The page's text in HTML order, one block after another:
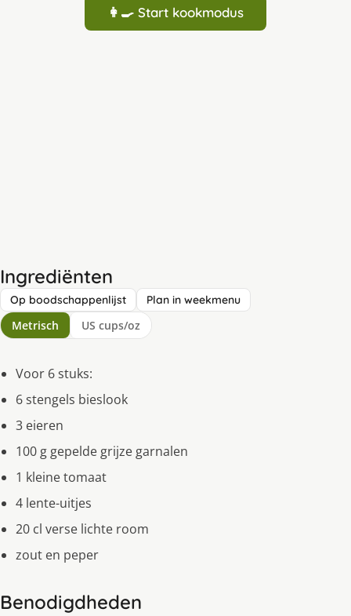
👩‍🍳 Start kookmodus
Ingrediënten
Op boodschappenlijst Plan in weekmenu
Metrisch US cups/oz
Voor 6 stuks:
6 stengels bieslook
3 eieren
100 g gepelde grijze garnalen
1 kleine tomaat
4 lente-uitjes
20 cl verse lichte room
zout en peper
Benodigdheden